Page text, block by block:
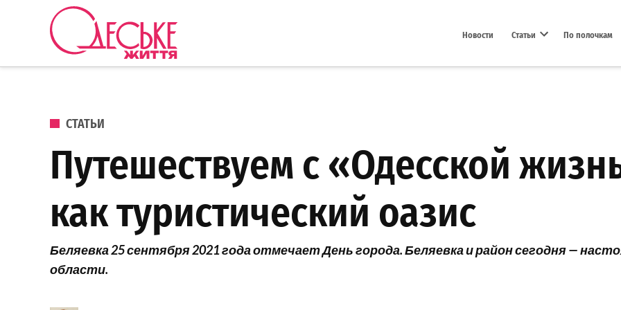
Перейти к содержанию
Новости Статьи По полочкам
ОПУБЛИКОВАНО В
СТАТЬИ
Путешествуем с «Одесской
как туристический оазис
Беляевка 25 сентября 2021 года отмечает День города. Беляевка и район сегодня —
области.